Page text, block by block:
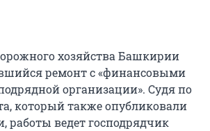
хозяйства Башкирии
ремонт с «финансовыми
организации». Судя по
который также опубликовали
работы ведет господрядчик